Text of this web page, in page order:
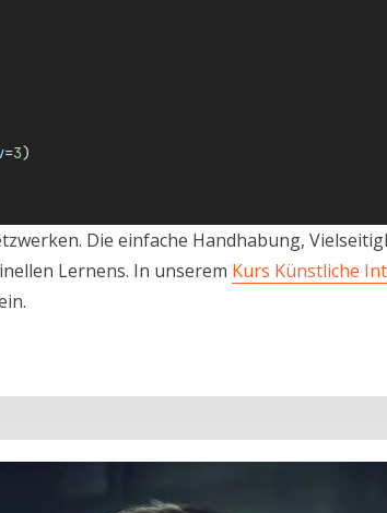
=3)
Die einfache Handhabung,
Lernens. In unserem Kurs Künstliche